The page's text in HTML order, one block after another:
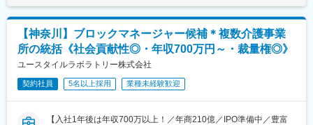
【神奈川】ブロックマネージャー候補＊複数介護事業
所の統括《社会貢献性◎・年収700万円～・裁量権◎》
ユースタイルラボラトリー株式会社
契約社員 5名以上採用 業種未経験歓迎
【入社1年後は年収700万以上！／年商210億／IPO準備中／豊富